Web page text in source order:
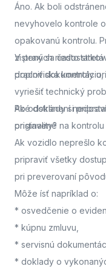
Áno. Ak boli
nevyhovelo kontrole
opakovanú kontrolu.
zistených
pracoviska kontroly
V praxi sa často
doplniť
vyriešiť technický
Po odstránení
pristavené na kontrolu
Aké doklady si
originality?
Ak vozidlo neprešlo
pripraviť všetky
pri preverovaní
Môže ísť napríklad o:
* osvedčenie o
* kúpnu zmluvu,
* servisnú
* doklady o